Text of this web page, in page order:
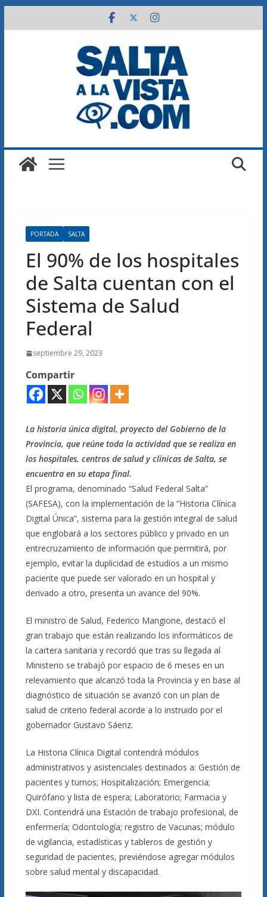
al
PORTADA SALTA
El 90% de los hospitales
de Salta cuentan con el
Sistema de Salud
Federal
septiembre 29, 2023
Compartir
La historia única digital, proyecto del Gobierno de la
Provincia, que reúne toda la actividad que se realiza en
los hospitales, centros de salud y clínicas de Salta, se
encuentra en su etapa final.
El programa, denominado “Salud Federal Salta”
(SAFESA), con la implementación de la “Historia Clínica
Digital Única”, sistema para la gestión integral de salud
que englobará a los sectores público y privado en un
entrecruzamiento de información que permitirá, por
ejemplo, evitar la duplicidad de estudios a un mismo
paciente que puede ser valorado en un hospital y
derivado a otro, presenta un avance del 90%.
El ministro de Salud, Federico Mangione, destacó el
gran trabajo que están realizando los informáticos de
la cartera sanitaria y recordó que tras su llegada al
Ministerio se trabajó por espacio de 6 meses en un
relevamiento que alcanzó toda la Provincia y en base al
diagnóstico de situación se avanzó con un plan de
salud de criterio federal acorde a lo instruido por el
gobernador Gustavo Sáenz.
La Historia Clínica Digital contendrá módulos
administrativos y asistenciales destinados a: Gestión de
pacientes y turnos; Hospitalización; Emergencia;
Quirófano y lista de espera; Laboratorio; Farmacia y
DXI. Contendrá una Estación de trabajo profesional, de
enfermería; Odontología; registro de Vacunas; módulo
de vigilancia, estadísticas y tableros de gestión y
seguridad de pacientes, previéndose agregar módulos
sobre salud mental y discapacidad.